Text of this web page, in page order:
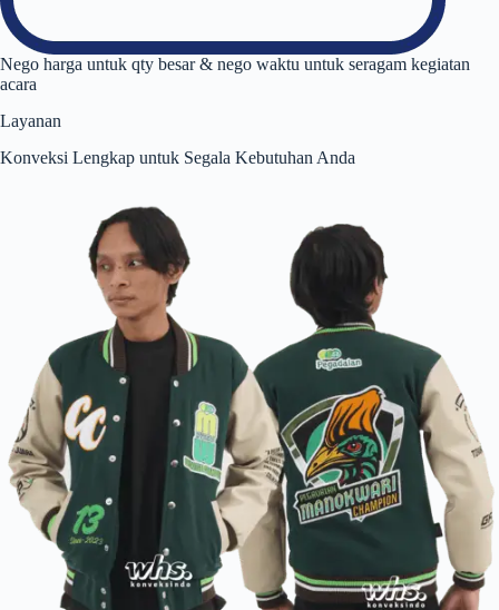
Nego harga untuk qty besar & nego waktu untuk seragam kegiatan
acara
Layanan
Konveksi Lengkap untuk Segala Kebutuhan Anda